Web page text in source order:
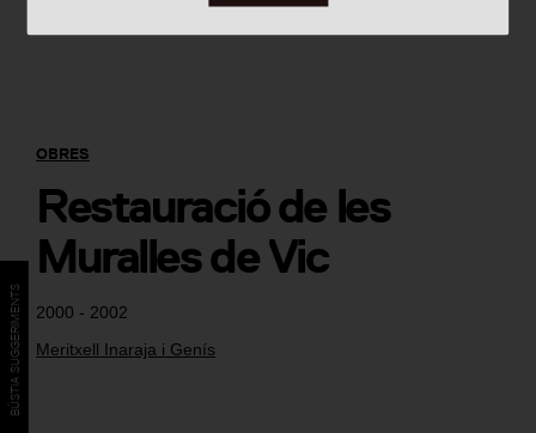
2000 - 2002
Meritxell Inaraja i Genís
OBRES
Restauració de les
Muralles de Vic
BÚSTIA SUGGERIMENTS